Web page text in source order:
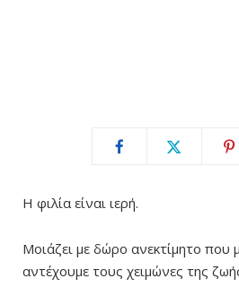
Η φιλία είναι ιερή.
Μοιάζει με δώρο ανεκτίμητο που
αντέχουμε τους χειμώνες της